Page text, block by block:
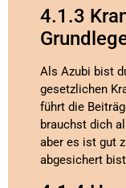
4.1.3
Als Azubi bist
gesetzlichen
führt die
brauchst dich
aber es ist gut
abgesichert